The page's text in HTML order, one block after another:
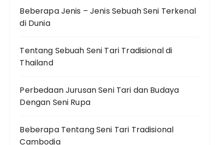
Beberapa Jenis – Jenis Sebuah Seni Terkenal
di Dunia
Tentang Sebuah Seni Tari Tradisional di
Thailand
Perbedaan Jurusan Seni Tari dan Budaya
Dengan Seni Rupa
Beberapa Tentang Seni Tari Tradisional
Cambodia